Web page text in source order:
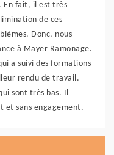
En fait, il est très
de ces
Donc, nous
à Mayer Ramonage.
a suivi des formations
rendu de travail.
sont très bas. Il
et sans engagement.